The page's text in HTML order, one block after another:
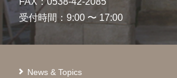
受付時間：9:00 〜 17:00
News & Topics